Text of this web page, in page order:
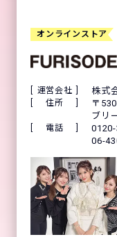
オンラインストア
運営会社 株式
住所
〒
ブリ
電話
0120-
06-